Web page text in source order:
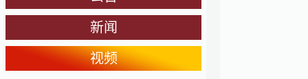
新闻
视频